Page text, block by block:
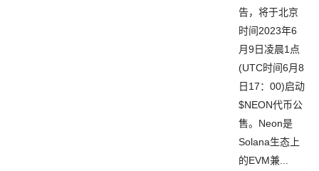
告，将于北京
时间2023年6
月9日凌晨1点
(UTC时间6月8
日17：00)启动
$NEON代币公
售。Neon是
Solana生态上
的EVM兼...